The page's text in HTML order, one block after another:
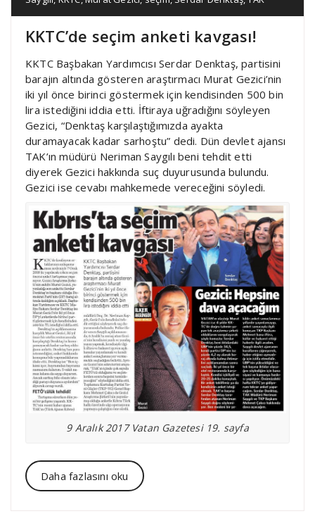
KKTC’de seçim anketi kavgası!
KKTC Başbakan Yardımcısı Serdar Denktaş, partisini
barajın altında gösteren araştırmacı Murat Gezici’nin
iki yıl önce birinci göstermek için kendisinden 500 bin
lira istediğini iddia etti. İftiraya uğradığını söyleyen
Gezici, “Denktaş karşılaştığımızda ayakta
duramayacak kadar sarhoştu” dedi. Dün devlet ajansı
TAK’ın müdürü Neriman Saygılı beni tehdit etti
diyerek Gezici hakkında suç duyurusunda bulundu.
Gezici ise cevabı mahkemede vereceğini söyledi.
9 Aralık 2017 Vatan Gazetesi 19. sayfa
Daha fazlasını oku